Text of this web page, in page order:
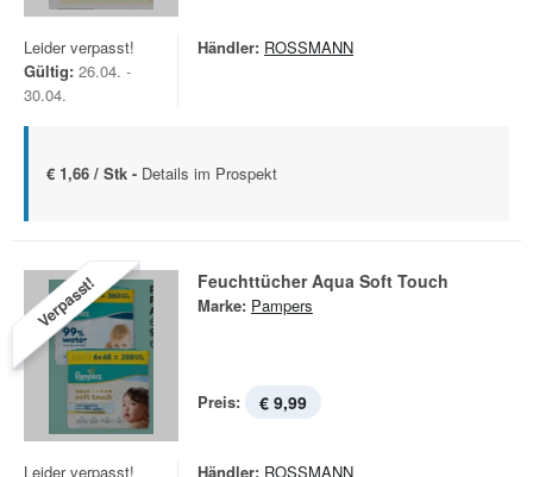
Leider verpasst!
Gültig: 26.04. -
30.04.
Händler: ROSSMANN
€ 1,66 / Stk - Details im Prospekt
Verpasst! Feuchttücher Aqua Soft Touch
Marke: Pampers
Preis: € 9,99
Leider verpasst!
Händler: ROSSMANN